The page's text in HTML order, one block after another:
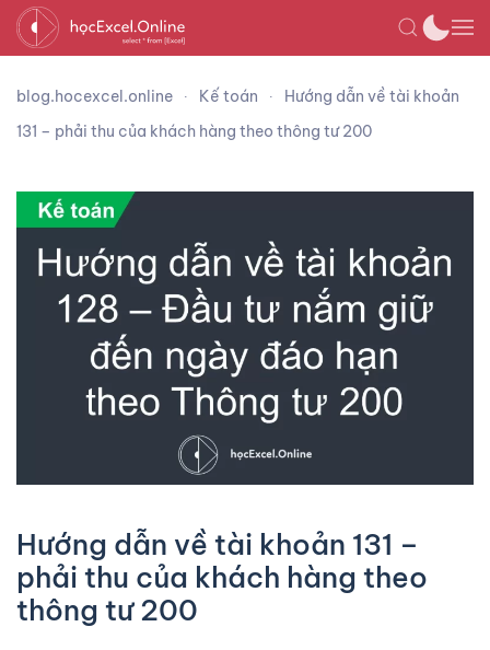
blog.hocexcel.online Kế toán
Hướng dẫn về tài khoản
131 – phải thu của khách hàng theo thông tư 200
Hướng dẫn về tài khoản 131 –
phải thu của khách hàng theo
thông tư 200